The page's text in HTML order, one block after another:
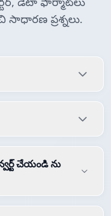
సాధారణ ప్రశ్నలు.
చేయండి ను